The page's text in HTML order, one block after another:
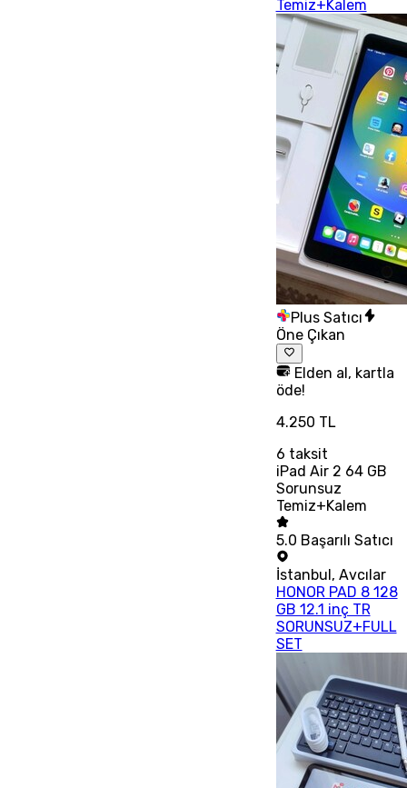
Temiz+Kalem
Plus Satıcı
Öne Çıkan
Elden al, kartla
öde!
4.250 TL
6 taksit
iPad Air 2 64 GB
Sorunsuz
Temiz+Kalem
5.0 Başarılı Satıcı
İstanbul , Avcılar
HONOR PAD 8 128
GB 12.1 inç TR
SORUNSUZ+FULL
SET